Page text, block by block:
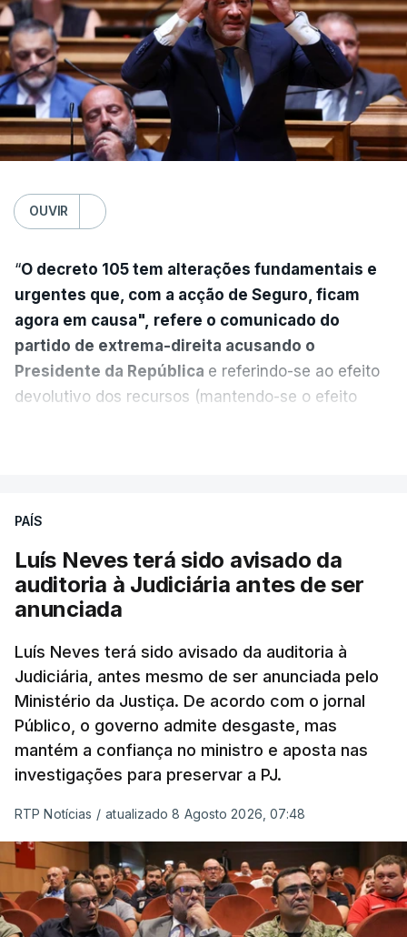
OUVIR
“O decreto 105 tem alterações fundamentais e
urgentes que, com a acção de Seguro, ficam
agora em causa", refere o comunicado do
partido de extrema-direita acusando o
Presidente da República e referindo-se ao efeito
devolutivo dos recursos (mantendo-se o efeito
quanto à possibilidade de expulsar do país
cidadãos adultos em situação ilegal, se
tiverem filhos menores.
prazo de 60 dias, os imigrantes terão que ser
libertados,ainda que os seus pedidos de asilo
tenham sido rejeitados pelas autoridades
competentes”, referem.
“Isto é de uma enorme irresponsabilidade
poderem entrar e residir legalmente em Portugal”,
acrescenta, concluindo que“são exactamente
este tipo de actos políticos irresponsáveis que
produzem o designado efeito de chamada, ou
PAÍS
Luís Neves terá sido avisado da
auditoria à Judiciária antes de ser
anunciada
Luís Neves terá sido avisado da auditoria à
Judiciária, antes mesmo de ser anunciada pelo
Ministério da Justiça. De acordo com o jornal
Público, o governo admite desgaste, mas
mantém a confiança no ministro e aposta nas
investigações para preservar a PJ.
RTP Notícias / atualizado 8 Agosto 2026, 07:48